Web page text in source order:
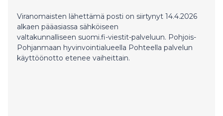
Viranomaisten lähettämä posti on siirtynyt 14.4.2026
alkaen pääasiassa sähköiseen
valtakunnalliseen suomi.fi-viestit-palveluun. Pohjois-
Pohjanmaan hyvinvointialueella Pohteella palvelun
käyttöönotto etenee vaiheittain.